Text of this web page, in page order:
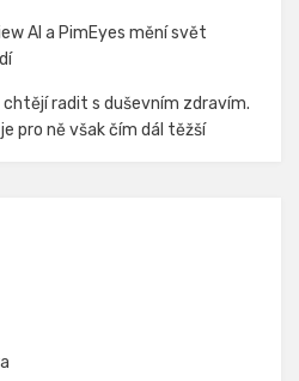
AI a PimEyes mění svět
radit s duševním zdravím.
pro ně však čím dál těžší